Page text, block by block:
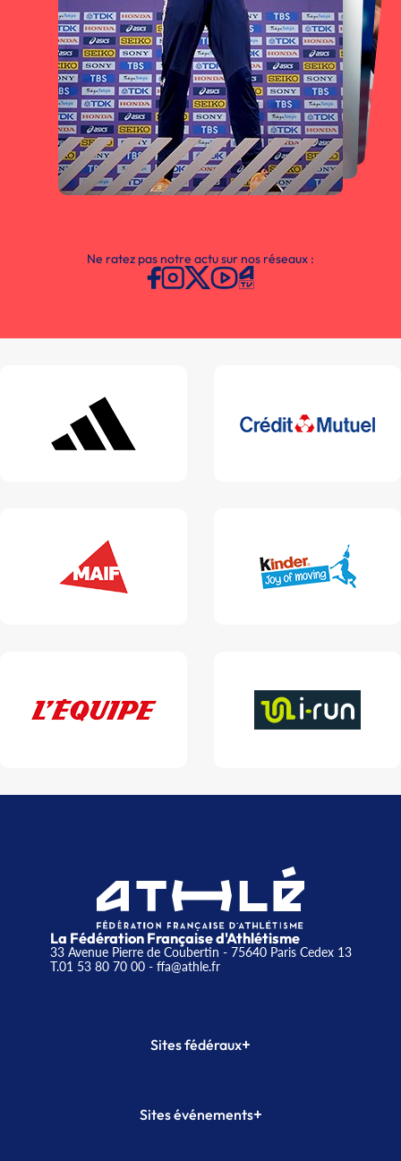
Ne ratez pas notre actu sur nos réseaux :
La Fédération Française d'Athlétisme
33 Avenue Pierre de Coubertin - 75640 Paris Cedex 13
T.01 53 80 70 00- ffa@athle.fr
Sites fédéraux+
Plateforme Formation
Sites événements+